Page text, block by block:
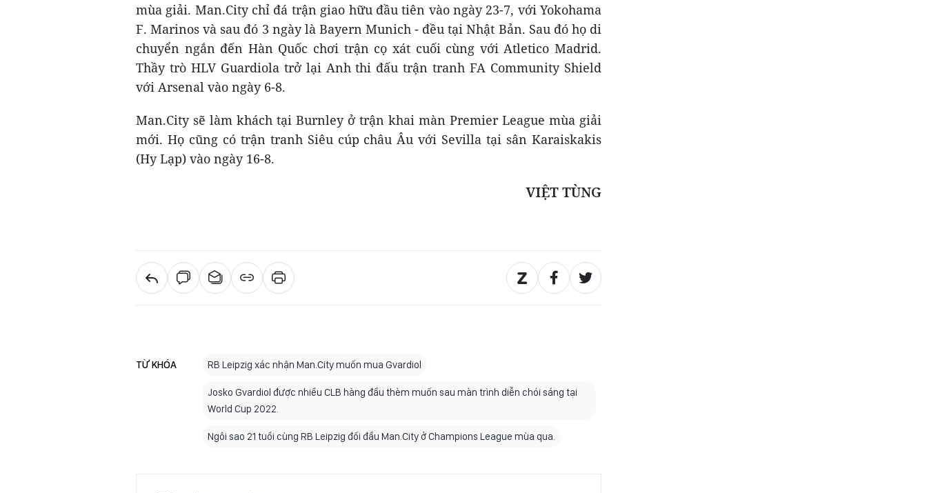
mùa giải. Man.City chỉ đá trận giao hữu đầu tiên vào ngày 23-7, với Yokohama
F. Marinos và sau đó 3 ngày là Bayern Munich - đều tại Nhật Bản. Sau đó họ di
chuyển ngắn đến Hàn Quốc chơi trận cọ xát cuối cùng với Atletico Madrid.
Thầy trò HLV Guardiola trở lại Anh thi đấu trận tranh FA Community Shield
với Arsenal vào ngày 6-8.
Man.City sẽ làm khách tại Burnley ở trận khai màn Premier League mùa giải
mới. Họ cũng có trận tranh Siêu cúp châu Âu với Sevilla tại sân Karaiskakis
(Hy Lạp) vào ngày 16-8.
VIỆT TÙNG
TỪ KHÓA RB Leipzig xác nhận Man.City muốn mua Gvardiol
Josko Gvardiol được nhiều CLB hàng đầu thèm muốn sau màn trình diễn chói sáng tại
World Cup 2022.
Ngôi sao 21 tuổi cùng RB Leipzig đối đầu Man.City ở Champions League mùa qua.